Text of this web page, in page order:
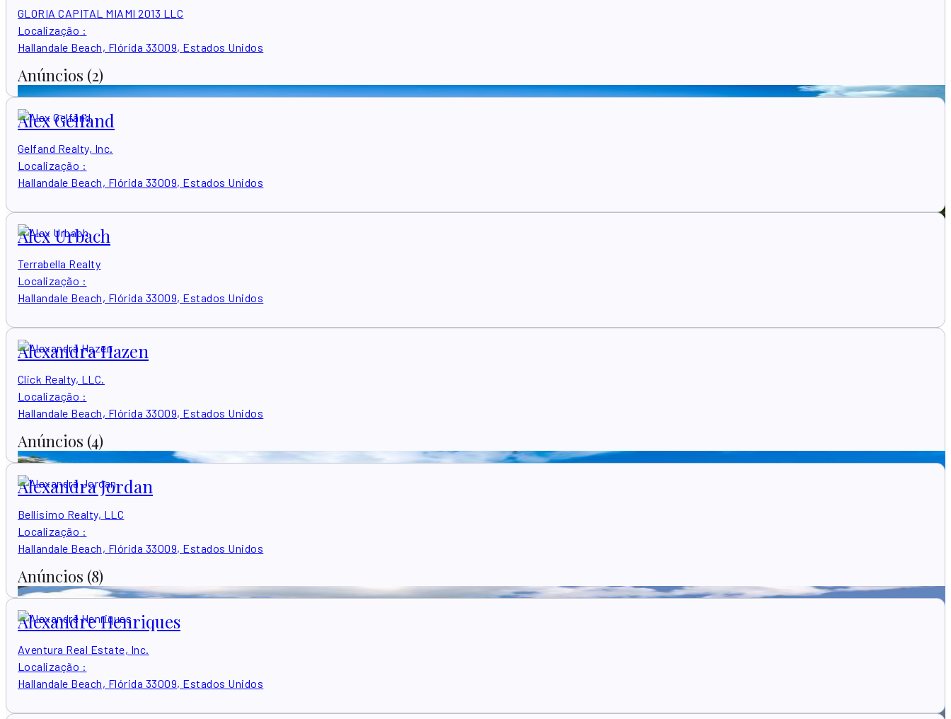
GLORIA CAPITAL MIAMI 2013 LLC
Localização :
Hallandale Beach, Flórida 33009, Estados Unidos
Anúncios (2)
Alex Gelfand
Gelfand Realty, Inc.
Localização :
Hallandale Beach, Flórida 33009, Estados Unidos
Alex Urbach
Terrabella Realty
Localização :
Hallandale Beach, Flórida 33009, Estados Unidos
Alexandra Hazen
Click Realty, LLC.
Localização :
Hallandale Beach, Flórida 33009, Estados Unidos
Anúncios (4)
Alexandra Jordan
Bellisimo Realty, LLC
Localização :
Hallandale Beach, Flórida 33009, Estados Unidos
Anúncios (8)
Alexandre Henriques
Aventura Real Estate, Inc.
Localização :
Hallandale Beach, Flórida 33009, Estados Unidos